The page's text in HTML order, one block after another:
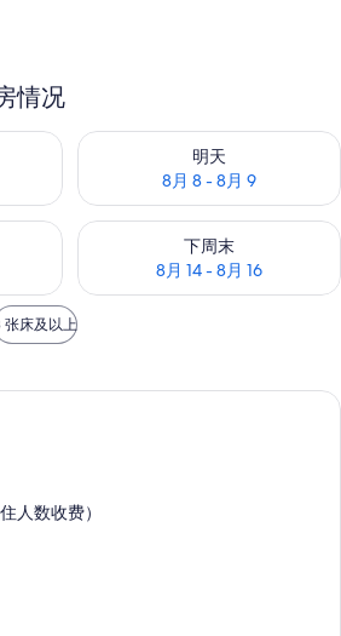
情况
7 - 8月 8
明天
8月 8 - 8月 9
查看明天的空房情况：8月 8 -
月 7 - 8月 9
下周末
8月 14 - 8月 16
查看下周末的空房情况：8月
张床及以上
客房内保险箱、隔音、熨斗/熨衣板、
人数收费）